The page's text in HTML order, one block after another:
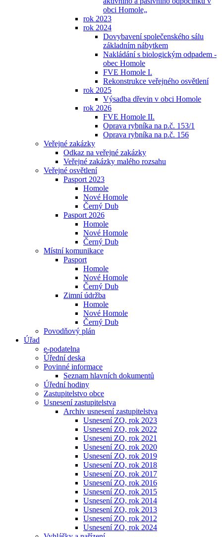
obci Homole„
rok 2023
rok 2024
Dovybavení společenského sálu
základním nábytkem
Nakládání s biologickým odpadem -
obec Homole
FVE Homole I.
Rekonstrukce veřejného osvětlení
rok 2025
Výsadba dřevin v obci Homole
rok 2026
FVE Homole II.
Oprava rybníka na p.č. 153/1
Oprava rybníka na p.č. 156
Veřejné zakázky
Odkaz na veřejné zakázky
Veřejné zakázky malého rozsahu
Veřejné osvětlení
Pasport 2023
Homole
Nové Homole
Černý Dub
Pasport 2026
Homole
Nové Homole
Černý Dub
Místní komunikace
Pasport
Homole
Nové Homole
Černý Dub
Zimní údržba
Homole
Nové Homole
Černý Dub
Povodňový plán
Úřad
e-podatelna
Úřední deska
Povinné informace
Seznam hlavních dokumentů
Úřední hodiny
Zastupitelstvo obce
Usnesení zastupitelstva
Archiv usnesení zastupitelstva
Usnesení ZO, rok 2023
Usnesení ZO, rok 2022
Usneseni ZO, rok 2021
Usnesení ZO, rok 2020
Usnesení ZO, rok 2019
Usnesení ZO, rok 2018
Usnesení ZO, rok 2017
Usnesení ZO, rok 2016
Usnesení ZO, rok 2015
Usnesení ZO, rok 2014
Usnesení ZO, rok 2013
Usnesení ZO, rok 2012
Usnesení ZO, rok 2024